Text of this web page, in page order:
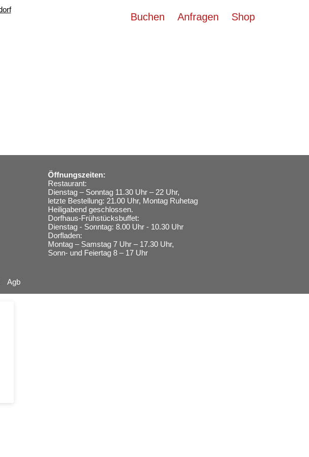
Buchen Anfragen Shop
Öffnungszeiten:
Restaurant:
Dienstag – Sonntag 11.30 Uhr – 22 Uhr,
letzte Bestellung: 21.00 Uhr, Montag Ruhetag
Heiligabend geschlossen.
Dorfhaus-Frühstücksbuffet:
Dienstag - Sonntag: 8.00 Uhr - 10.30 Uhr
Dorfladen:
Montag – Samstag 7 Uhr – 17.30 Uhr,
Sonn- und Feiertag 8 – 17 Uhr
Agb